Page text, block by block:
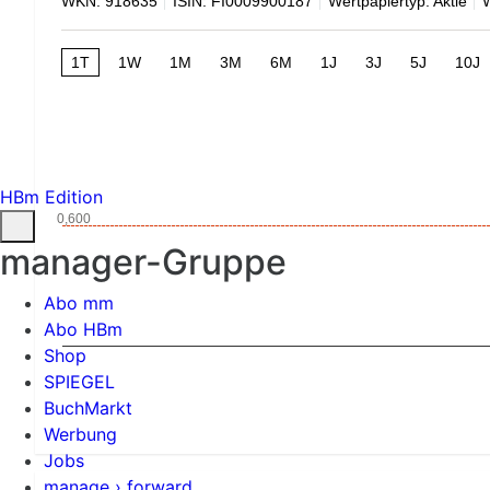
1T 1W 1M 3M 6M 1J 3J 5J 10J
0,600
HBm Edition
manager-Gruppe
Abo mm
Abo HBm
Shop
SPIEGEL
BuchMarkt
Werbung
Jobs